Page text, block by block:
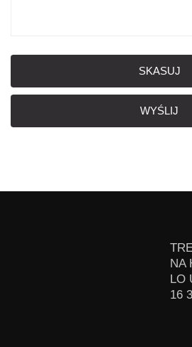
SKASUJ
WYŚLIJ
NA
LO
16